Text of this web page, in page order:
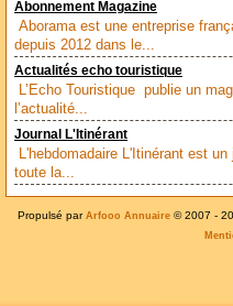
Abonnement Magazine
Aborama est une entreprise
depuis 2012 dans le...
Actualités echo touristique
L’Echo Touristique publie un
l’actualité...
Journal L'Itinérant
L'hebdomadaire L'Itinérant est
toute la...
Propulsé par Arfooo Annuaire © 2007 -